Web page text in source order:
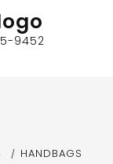
9452
HANDBAGS